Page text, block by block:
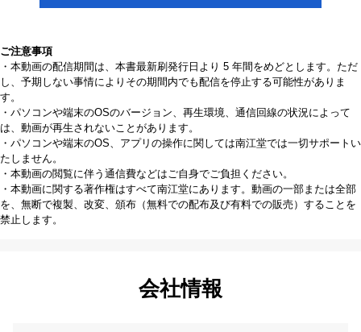
ご注意事項
・本動画の配信期間は、本書最新刷発行日より 5 年間をめどとします。ただ
し、予期しない事情によりその期間内でも配信を停止する可能性がありま
す。
・パソコンや端末のOSのバージョン、再生環境、通信回線の状況によって
は、動画が再生されないことがあります。
・パソコンや端末のOS、アプリの操作に関しては南江堂では一切サポートい
たしません。
・本動画の閲覧に伴う通信費などはご自身でご負担ください。
・本動画に関する著作権はすべて南江堂にあります。動画の一部または全部
を、無断で複製、改変、頒布（無料での配布及び有料での販売）することを
禁止します。
会社情報